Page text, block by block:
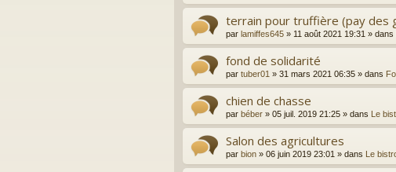
terrain pour truffière (pay des
par lamiffes645 » 11 août 2021 19:31 » dans
fond de solidarité
par tuber01 » 31 mars 2021 06:35 » dans
chien de chasse
par béber » 05 juil. 2019 21:25 » dans Le
Salon des agricultures
par bion » 06 juin 2019 23:01 » dans Le